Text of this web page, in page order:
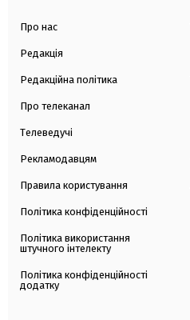
Про нас
Редакція
Редакційна політика
Про телеканал
Телеведучі
Рекламодавцям
Правила користування
Політика конфіденційності
Політика використання
штучного інтелекту
Політика конфіденційності
додатку